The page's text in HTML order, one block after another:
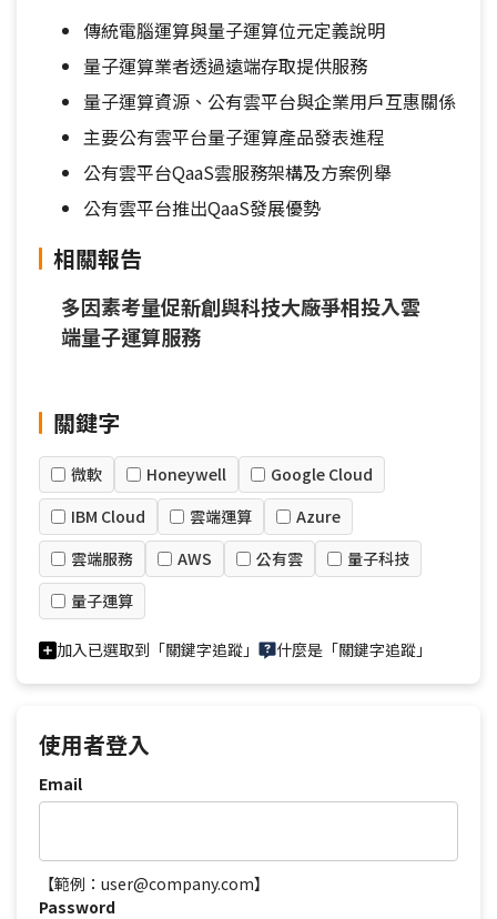
傳統電腦運算與量子運算位元定義說明
量子運算業者透過遠端存取提供服務
量子運算資源、公有雲平台與企業用戶互惠關係
主要公有雲平台量子運算產品發表進程
公有雲平台QaaS雲服務架構及方案例舉
公有雲平台推出QaaS發展優勢
相關報告
多因素考量促新創與科技大廠爭相投入雲
端量子運算服務
關鍵字
微軟 Honeywell
Google Cloud
IBM Cloud
雲端運算
Azure
雲端服務
AWS 公有雲
量子科技
量子運算
加入已選取到「關鍵字追蹤」 什麼是「關鍵字追蹤」
使用者登入
Email
【範例：user@company.com】
Password